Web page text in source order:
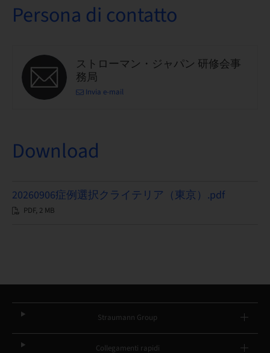
Persona di contatto
ストローマン・ジャパン 研修会事
務局
Invia e-mail
Download
20260906症例選択クライテリア（東京）.pdf
PDF, 2 MB
Straumann Group
Collegamenti rapidi